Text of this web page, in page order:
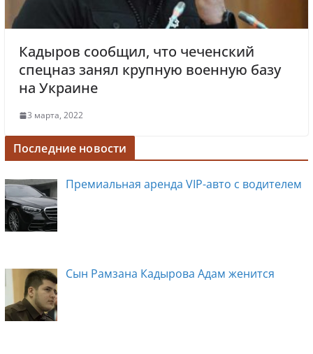
Кадыров сообщил, что чеченский
спецназ занял крупную военную базу
на Украине
3 марта, 2022
Последние новости
Премиальная аренда VIP-авто с водителем
Сын Рамзана Кадырова Адам женится